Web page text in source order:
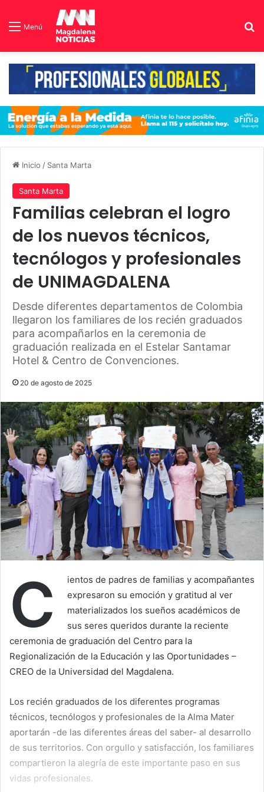
Menú
Inicio / Santa Marta
Santa Marta
Familias celebran el logro
de los nuevos técnicos,
tecnólogos y profesionales
de UNIMAGDALENA
Desde diferentes departamentos de Colombia
llegaron los familiares de los recién graduados
para acompañarlos en la ceremonia de
graduación realizada en el Estelar Santamar
Hotel & Centro de Convenciones.
20 de agosto de 2025
C
ientos de padres de familias y acompañantes
expresaron su emoción y gratitud al ver
materializados los sueños académicos de
sus seres queridos durante la reciente
ceremonia de graduación del Centro para la
Regionalización de la Educación y las Oportunidades –
CREO de la Universidad del Magdalena.
Los recién graduados de los diferentes programas
técnicos, tecnólogos y profesionales de la Alma Mater
aportarán -de las diferentes áreas del saber- al desarrollo
de sus territorios. Con orgullo y satisfacción, los familiares
compartieron la alegría de este importante paso en sus
vidas profesionales.